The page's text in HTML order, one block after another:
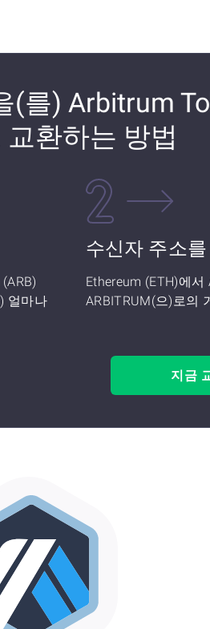
(를) Arbitrum
환하는 방법
얼마나
수신자 주소
Ethereum (ETH)에
ARBITRUM(으)로의
지금